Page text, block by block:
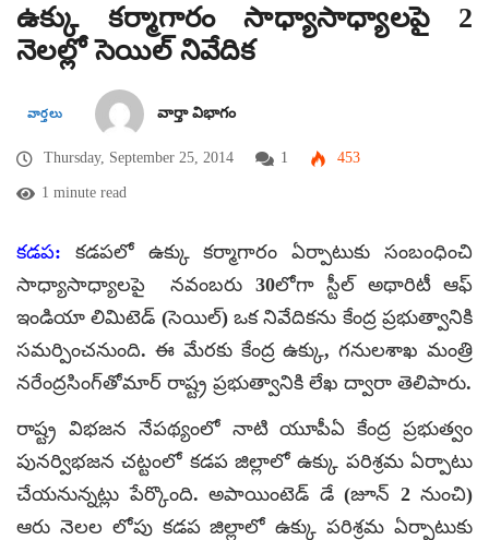
ఉక్కు కర్మాగారం సాధ్యాసాధ్యాలపై 2
నెలల్లో సెయిల్ నివేదిక
వార్తలు వార్తా విభాగం
Thursday, September 25, 2014 1 453
1 minute read
కడప: కడపలో ఉక్కు కర్మాగారం ఏర్పాటుకు సంబంధించి
సాధ్యాసాధ్యాలపై నవంబరు 30లోగా స్టీల్‌ అథారిటీ ఆఫ్‌
ఇండియా లిమిటెడ్‌ (సెయిల్‌) ఒక నివేదికను కేంద్ర ప్రభుత్వానికి
సమర్పించనుంది. ఈ మేరకు కేంద్ర ఉక్కు, గనులశాఖ మంత్రి
నరేంద్రసింగ్‌తోమార్‌ రాష్ట్ర ప్రభుత్వానికి లేఖ ద్వారా తెలిపారు.
రాష్ట్ర విభజన నేపథ్యంలో నాటి యూపీఏ కేంద్ర ప్రభుత్వం
పునర్విభజన చట్టంలో కడప జిల్లాలో ఉక్కు పరిశ్రమ ఏర్పాటు
చేయనున్నట్లు పేర్కొంది. అపాయింటెడ్‌ డే (జూన్‌ 2 నుంచి)
ఆరు నెలల లోపు కడప జిల్లాలో ఉక్కు పరిశ్రమ ఏర్పాటుకు